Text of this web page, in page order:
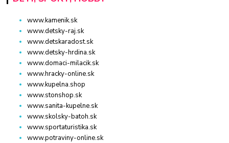
www.kamenik.sk
www.detsky-raj.sk
www.detskaradost.sk
www.detsky-hrdina.sk
www.domaci-milacik.sk
www.hracky-online.sk
www.kupelna.shop
www.stonshop.sk
www.sanita-kupelne.sk
www.skolsky-batoh.sk
www.sportaturistika.sk
www.potraviny-online.sk